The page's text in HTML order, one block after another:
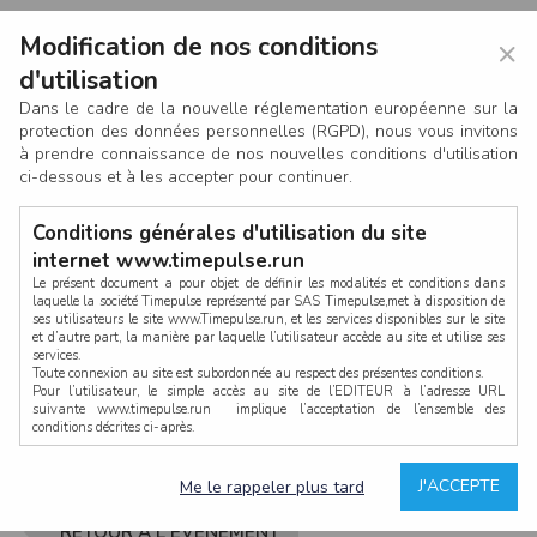
CONNEXION
RETOUR À L'ÉVÈNEMENT
×
Modification de nos conditions
d'utilisation
Dans le cadre de la nouvelle réglementation européenne sur la
protection des données personnelles (RGPD), nous vous invitons
à prendre connaissance de nos nouvelles conditions d'utilisation
ci-dessous et à les accepter pour continuer.
Conditions générales d'utilisation du site
internet www.timepulse.run
Le présent document a pour objet de définir les modalités et conditions dans
laquelle la société Timepulse représenté par SAS Timepulse,met à disposition de
ses utilisateurs le site www.Timepulse.run, et les services disponibles sur le site
et d’autre part, la manière par laquelle l’utilisateur accède au site et utilise ses
services.
Toute connexion au site est subordonnée au respect des présentes conditions.
Pour l’utilisateur, le simple accès au site de l’EDITEUR à l’adresse URL
suivante www.timepulse.run implique l’acceptation de l’ensemble des
conditions décrites ci-après.
La structure générale du site www.timepulse.run, par quelque procédé que ce
soit, sans l'autorisation préalable et par écrit de Fourcherot Mickael et/ou de ses
J'ACCEPTE
Me le rappeler plus tard